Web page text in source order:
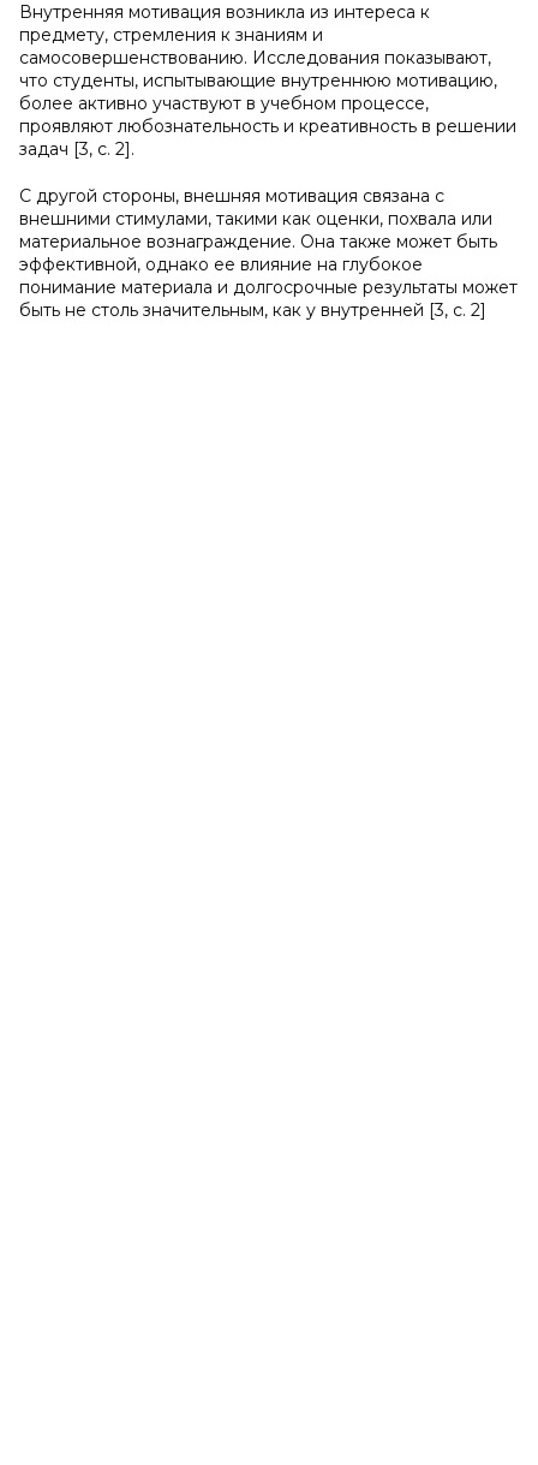
Внутренняя мотивация возникла из интереса к
предмету, стремления к знаниям и
самосовершенствованию. Исследования показывают,
что студенты, испытывающие внутреннюю мотивацию,
более активно участвуют в учебном процессе,
проявляют любознательность и креативность в решении
задач [3, с. 2].
С другой стороны, внешняя мотивация связана с
внешними стимулами, такими как оценки, похвала или
материальное вознаграждение. Она также может быть
эффективной, однако ее влияние на глубокое
понимание материала и долгосрочные результаты может
быть не столь значительным, как у внутренней [3, с. 2]